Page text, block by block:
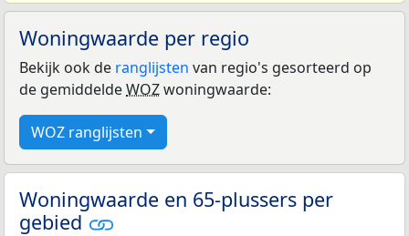
Woningwaarde per regio
Bekijk ook de ranglijsten van regio's gesorteerd op
de gemiddeldeWOZwoningwaarde:
WOZ ranglijsten
Woningwaarde en 65-plussers per
gebied